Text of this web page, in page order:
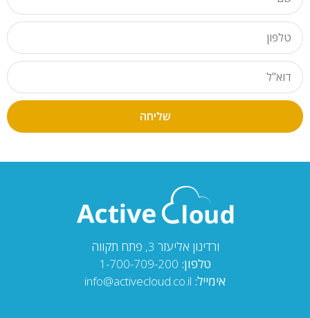
שליחה
ורדינון אליעזר 3, פתח תקווה
טלפון:
אימייל: